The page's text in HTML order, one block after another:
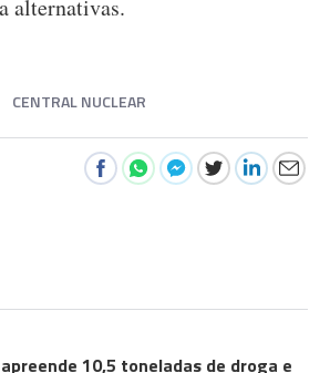
alternativas.
CENTRAL NUCLEAR
10,5 toneladas de droga e